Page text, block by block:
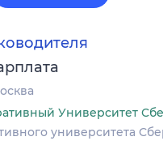
Университет
университета